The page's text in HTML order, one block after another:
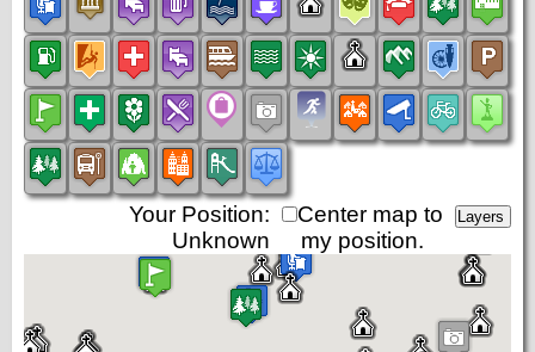
Center map to
my position.
Your Position:
Unknown